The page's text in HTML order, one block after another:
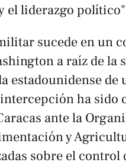
el liderazgo
sucede en un
a raíz de
estadounidense de
ha sido
ante la
y
sobre el